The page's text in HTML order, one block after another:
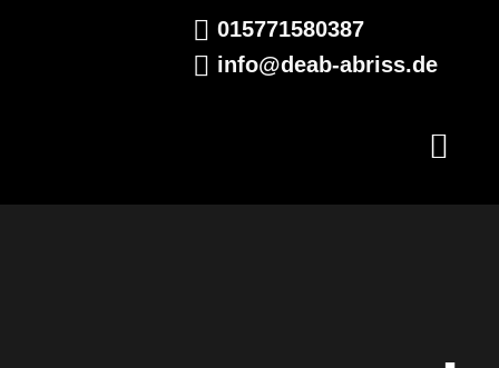
015771580387
info@deab-abriss.de